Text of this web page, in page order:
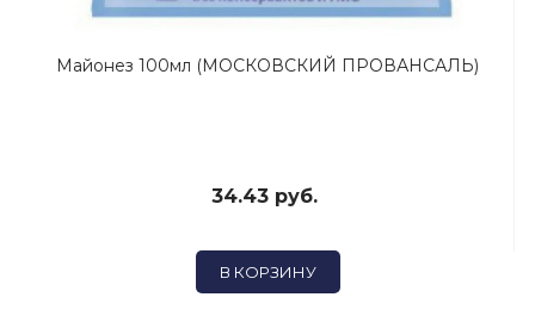
Майонез 100мл (МОСКОВСКИЙ ПРОВАНСАЛЬ)
34.43 руб.
В КОРЗИНУ